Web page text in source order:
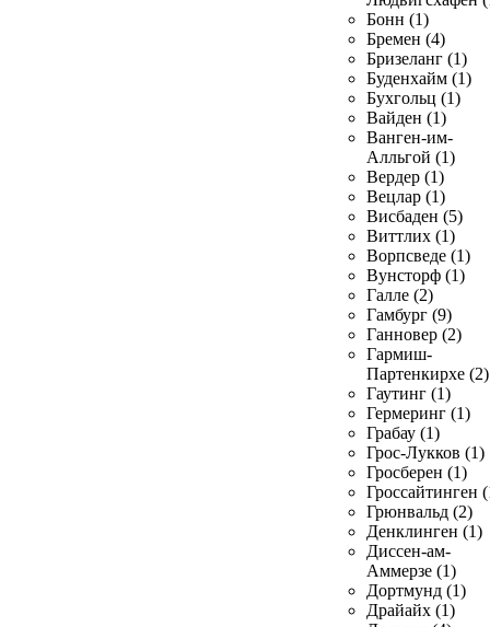
Бонн (1)
Бремен (4)
Бризеланг (1)
Буденхайм (1)
Бухгольц (1)
Вайден (1)
Ванген-им-
Алльгой (1)
Вердер (1)
Вецлар (1)
Висбаден (5)
Виттлих (1)
Ворпсведе (1)
Вунсторф (1)
Галле (2)
Гамбург (9)
Ганновер (2)
Гармиш-
Партенкирхе (2)
Гаутинг (1)
Гермеринг (1)
Грабау (1)
Грос-Лукков (1)
Гросберен (1)
Гроссайтинген
Грюнвальд (2)
Денклинген (1)
Диссен-ам-
Аммерзе (1)
Дортмунд (1)
Драйайх (1)